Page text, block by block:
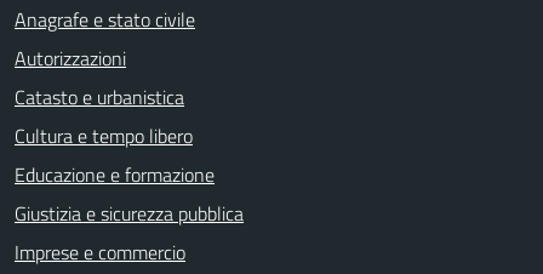
Anagrafe e stato civile
Autorizzazioni
Catasto e urbanistica
Cultura e tempo libero
Educazione e formazione
Giustizia e sicurezza pubblica
Imprese e commercio